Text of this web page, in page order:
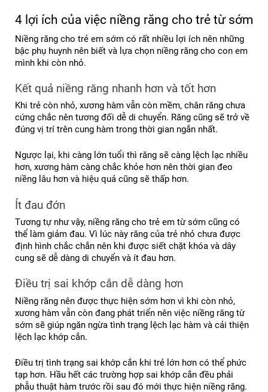
4 lợi ích của việc niềng răng cho trẻ từ sớm
Niềng răng cho trẻ em sớm có rất nhiều lợi ích nên những
bậc phụ huynh nên biết và lựa chọn niềng răng cho con em
mình khi còn nhỏ.
Kết quả niềng răng nhanh hơn và tốt hơn
Khi trẻ còn nhỏ, xương hàm vẫn còn mềm, chân răng chưa
cứng chắc nên tương đối dễ di chuyển. Răng cũng sẽ trở về
đúng vị trí trên cung hàm trong thời gian ngắn nhất.
Ngược lại, khi càng lớn tuổi thì răng sẽ càng lệch lạc nhiều
hơn, xương hàm càng chắc khỏe hơn nên thời gian đeo
niềng lâu hơn và hiệu quả cũng sẽ thấp hơn.
Ít đau đớn
Tương tự như vậy, niềng răng cho trẻ em từ sớm cũng có
thể làm giảm đau. Vì lúc này răng của trẻ nhỏ chưa được
định hình chắc chắn nên khi được siết chặt khóa và dây
cung sẽ dễ dàng di chuyển và ít đau hơn.
Điều trị sai khớp cắn dễ dàng hơn
Niềng răng nên được thực hiện sớm hơn vì khi còn nhỏ,
xương hàm vẫn còn đang phát triển nên việc niềng răng từ
sớm sẽ giúp ngăn ngừa tình trạng lệch lạc hàm và cải thiện
lệch lạc khớp cắn.
Điều trị tình trạng sai khớp cắn khi trẻ lớn hơn có thể phức
tạp hơn. Hầu hết các trường hợp sai khớp cắn đều phải
phẫu thuật hàm trước rồi sau đó mới thực hiện niềng răng.